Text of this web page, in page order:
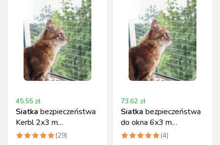
45.55 zł
Siatka bezpieczeństwa
Kerbl 2x3 m
przezroczysta do okien i
(29)
73.62 zł
Siatka bezpieczeństwa
do okna 6x3 m
przezroczysta Kerbl
(4)